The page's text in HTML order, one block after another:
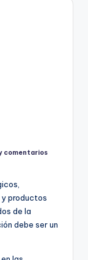
comentarios
productos
de la
debe ser un